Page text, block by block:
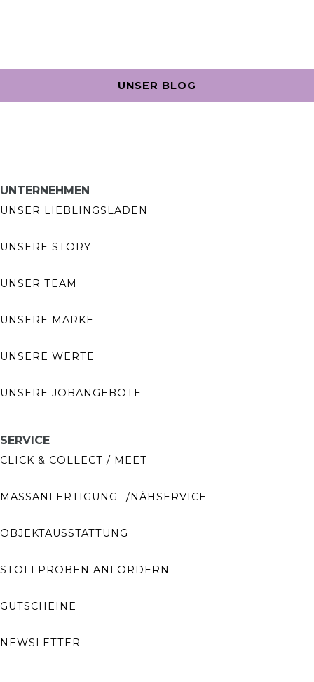
UNSER BLOG
UNTERNEHMEN
UNSER LIEBLINGSLADEN
UNSERE STORY
UNSER TEAM
UNSERE MARKE
UNSERE WERTE
UNSERE JOBANGEBOTE
SERVICE
CLICK & COLLECT / MEET
MASSANFERTIGUNG- /NÄHSERVICE
OBJEKTAUSSTATTUNG
STOFFPROBEN ANFORDERN
GUTSCHEINE
NEWSLETTER